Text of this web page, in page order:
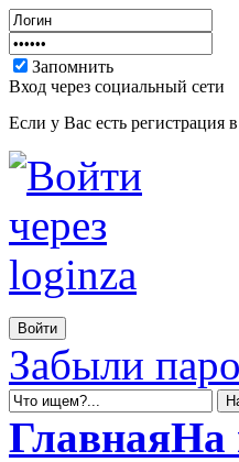
Запомнить
Вход через социальный сети
Если у Вас есть регистрация
Забыли
ГлавнаяНа